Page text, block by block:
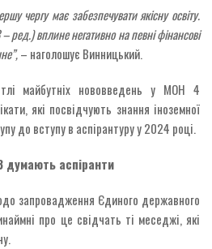
чергу має забезпечувати якісну освіту.
вплине негативно на певні фінансові
– наголошує Винницький.
майбутніх нововведень у МОН 4
які посвідчують знання іноземної
до вступу в аспірантуру у 2024 році.
аспіранти
запровадження Єдиного державного
про це свідчать ті меседжі, які